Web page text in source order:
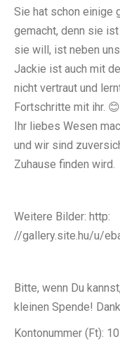
Sie hat schon einige
gemacht, denn sie
sie will, ist neben
Jackie ist auch mit
nicht vertraut und
Fortschritte mit ihr. 😊
Ihr liebes Wesen
und wir sind
Zuhause finden wird.
Weitere Bilder: http:
//gallery.site.hu/u/
Bitte, wenn Du
kleinen Spende!
Kontonummer (Ft):